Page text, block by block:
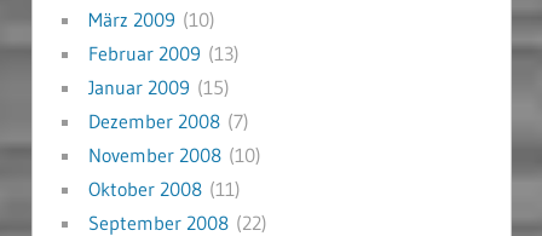
März 2009 (10)
Februar 2009 (13)
Januar 2009 (15)
Dezember 2008(7)
November 2008(10)
Oktober 2008(11)
September 2008(22)